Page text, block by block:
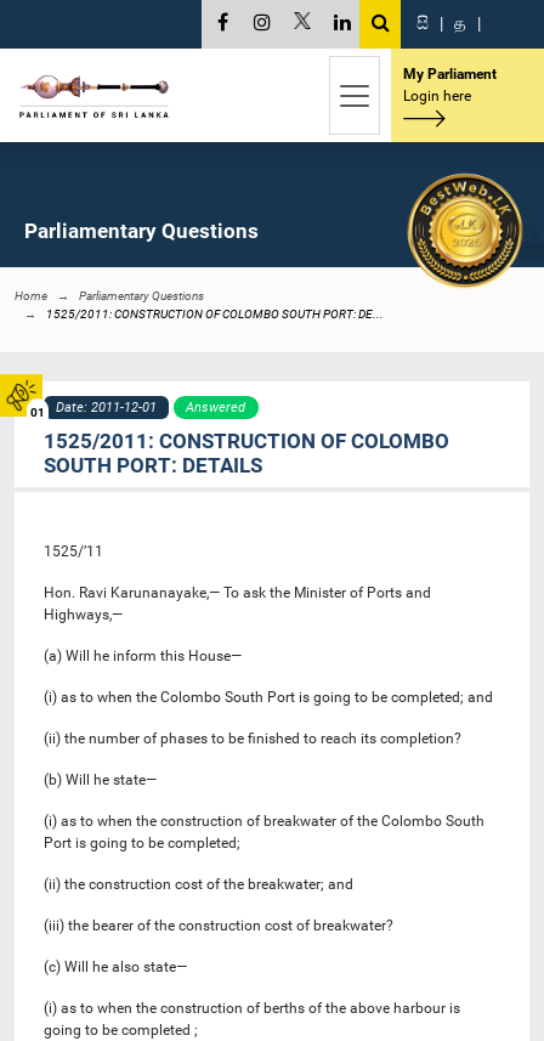
01
සි | த |
My Parliament
Login here
Parliamentary Questions
Home
Parliamentary Questions
1525/2011: CONSTRUCTION OF COLOMBO SOUTH PORT: DE...
Date: 2011-12-01 Answered
1525/2011: CONSTRUCTION OF COLOMBO
SOUTH PORT: DETAILS
1525/’11
Hon. Ravi Karunanayake,— To ask the Minister of Ports and
Highways,—
(a) Will he inform this House—
(i) as to when the Colombo South Port is going to be completed; and
(ii) the number of phases to be finished to reach its completion?
(b) Will he state—
(i) as to when the construction of breakwater of the Colombo South
Port is going to be completed;
(ii) the construction cost of the breakwater; and
(iii) the bearer of the construction cost of breakwater?
(c) Will he also state—
(i) as to when the construction of berths of the above harbour is
going to be completed ;